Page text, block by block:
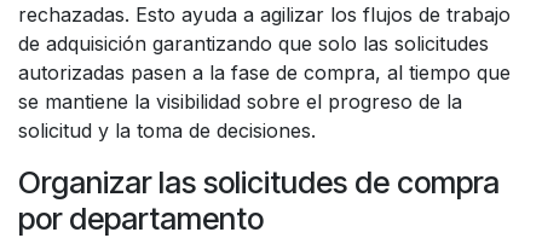
rechazadas. Esto ayuda a agilizar los flujos de trabajo
de adquisición garantizando que solo las solicitudes
autorizadas pasen a la fase de compra, al tiempo que
se mantiene la visibilidad sobre el progreso de la
solicitud y la toma de decisiones.
Organizar las solicitudes de compra
por departamento